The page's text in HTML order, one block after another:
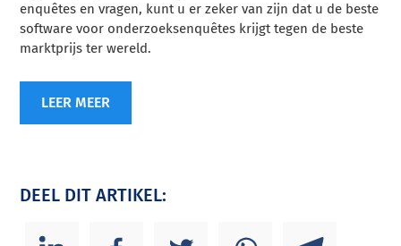
enquêtes en vragen, kunt u er zeker van zijn dat u de beste
software voor onderzoeksenquêtes krijgt tegen de beste
marktprijs ter wereld.
LEER MEER
DEEL DIT ARTIKEL: